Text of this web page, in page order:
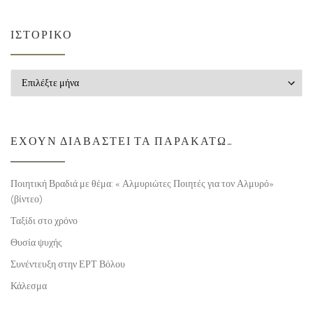
ΙΣΤΟΡΙΚΌ
ΈΧΟΥΝ ΔΙΑΒΑΣΤΕΊ ΤΑ ΠΑΡΑΚΆΤΩ…
Ποιητική Βραδιά με θέμα: « Αλμυριώτες Ποιητές για τον Αλμυρό»
(βίντεο)
Ταξίδι στο χρόνο
Θυσία ψυχής
Συνέντευξη στην ΕΡΤ Βόλου
Κάλεσμα